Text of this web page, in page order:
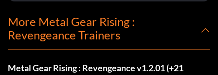
More Metal Gear Rising :
Revengeance Trainers
Metal Gear Rising : Revengeance v1.2.01 (+21